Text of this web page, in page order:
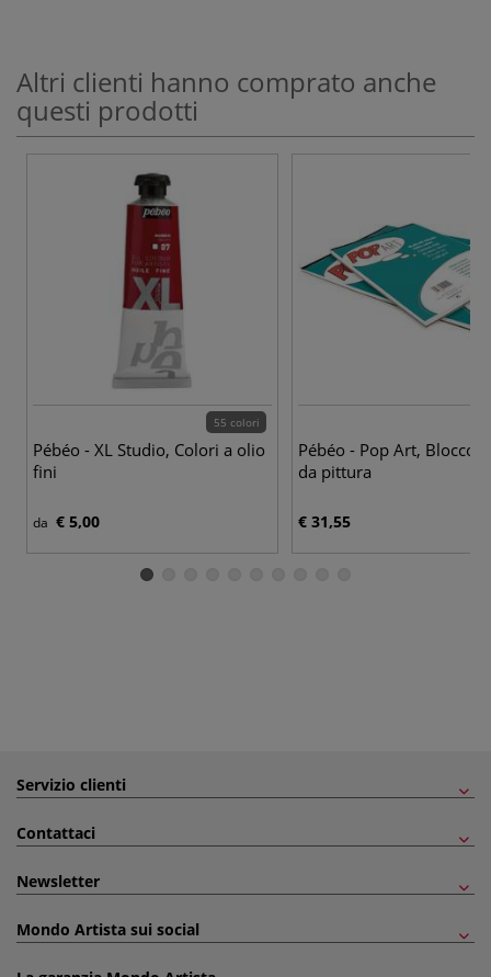
Altri clienti hanno comprato anche
questi prodotti
55 colori
Pébéo - XL Studio, Colori a olio
fini
da € 5,00
Pébéo - Pop Art, Blocco
da pittura
€ 31,55
Servizio clienti
Contattaci
Newsletter
Mondo Artista sui social